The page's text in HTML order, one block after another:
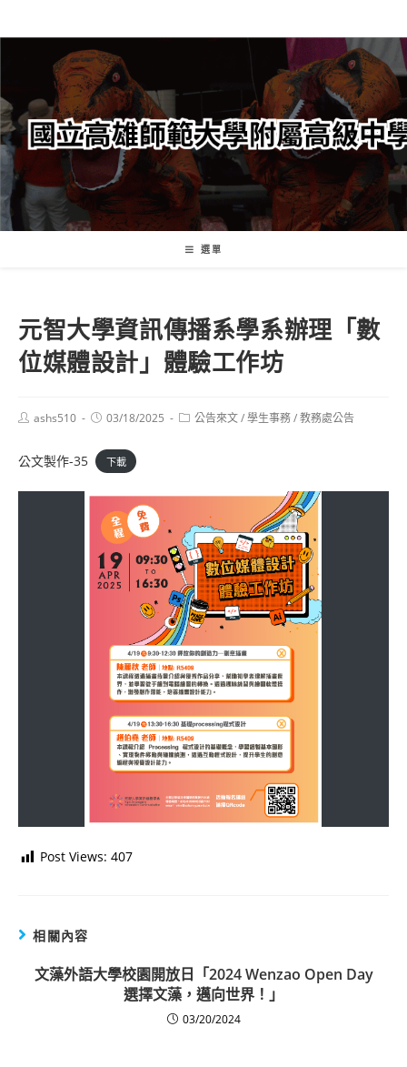
轉
要
內
容
選單
元智大學資訊傳播系學系辦理「數
位媒體設計」體驗工作坊
Postashs510
Post03/18/2025
Post公告來文/學生事務/教務處公告
公文製作-35 下載
Post Views: 407
相關內容
文藻外語大學校園開放日「2024 Wenzao Open Day
選擇文藻，邁向世界！」
03/20/2024